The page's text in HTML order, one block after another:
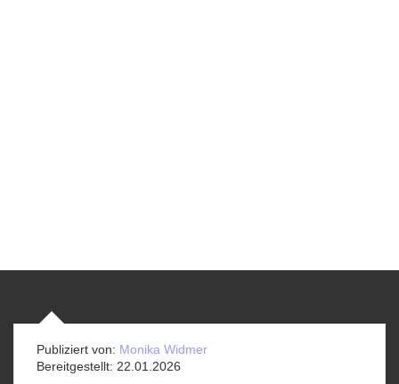
Publiziert von: Monika Widmer
Bereitgestellt: 22.01.2026